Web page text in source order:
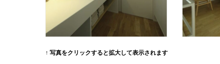
↑ 写真をクリックすると拡大して表示されます